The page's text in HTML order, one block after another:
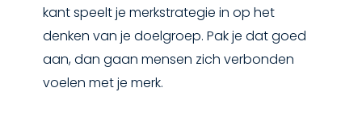
kant speelt je merkstrategie in op het
denken van je doelgroep. Pak je dat goed
aan, dan gaan mensen zich verbonden
voelen met je merk.